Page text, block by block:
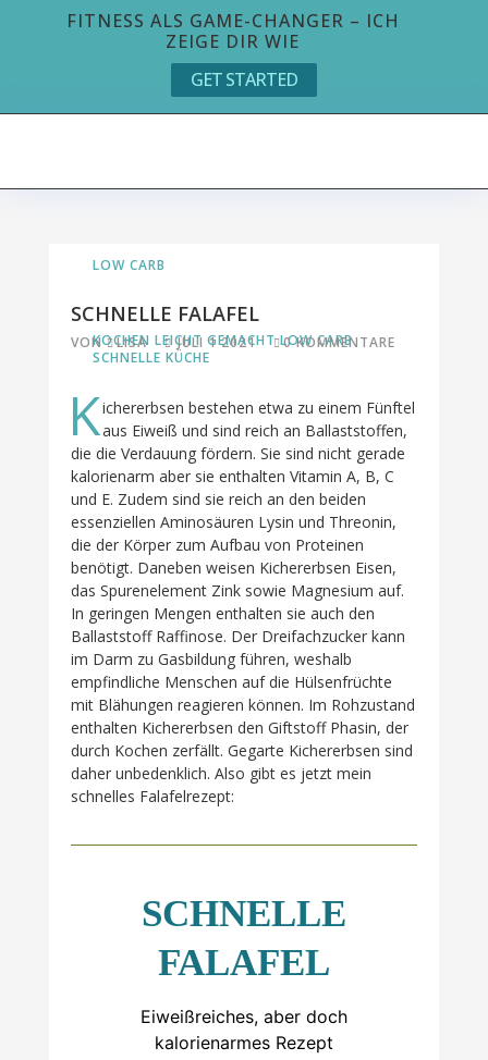
FITNESS ALS GAME-CHANGER – ICH
ZEIGE DIR WIE
GET STARTED
LOW CARB
SCHNELLE FALAFEL
VON LISA JULI 1 2021 0 KOMMENTARE
KOCHEN LEICHT GEMACHT LOW CARB
SCHNELLE KÜCHE
Kichererbsen bestehen etwa zu einem Fünftel
aus Eiweiß und sind reich an Ballaststoffen,
die die Verdauung fördern. Sie sind nicht gerade
kalorienarm aber sie enthalten Vitamin A, B, C
und E. Zudem sind sie reich an den beiden
essenziellen Aminosäuren Lysin und Threonin,
die der Körper zum Aufbau von Proteinen
benötigt. Daneben weisen Kichererbsen Eisen,
das Spurenelement Zink sowie Magnesium auf.
In geringen Mengen enthalten sie auch den
Ballaststoff Raffinose. Der Dreifachzucker kann
im Darm zu Gasbildung führen, weshalb
empfindliche Menschen auf die Hülsenfrüchte
mit Blähungen reagieren können. Im Rohzustand
enthalten Kichererbsen den Giftstoff Phasin, der
durch Kochen zerfällt. Gegarte Kichererbsen sind
daher unbedenklich. Also gibt es jetzt mein
schnelles Falafelrezept:
SCHNELLE
FALAFEL
Eiweißreiches, aber doch
kalorienarmes Rezept